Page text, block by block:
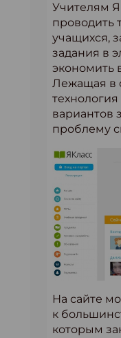
Учителям
проводить
учащихся,
задания в
экономить
Лежащая в
вариантов
проблему
На сайте
к
которым